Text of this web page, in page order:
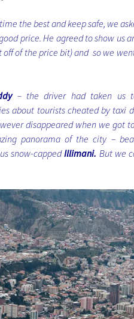
the best and keep safe, we
price. He agreed to show us
off of the price bit) and so we
– the driver had taken us
about tourists cheated by taxi
disappeared when we got
panorama of the city –
snow-cappedIllimani. But we